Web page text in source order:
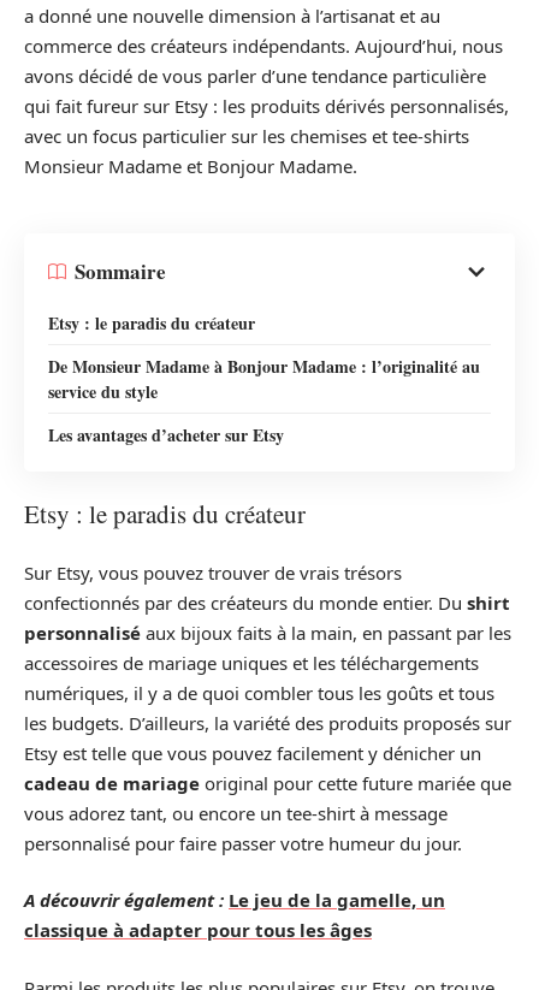
a donné une nouvelle dimension à l’artisanat et au
commerce des créateurs indépendants. Aujourd’hui, nous
avons décidé de vous parler d’une tendance particulière
qui fait fureur sur Etsy : les produits dérivés personnalisés,
avec un focus particulier sur les chemises et tee-shirts
Monsieur Madame et Bonjour Madame.
Sommaire
Etsy : le paradis du créateur
De Monsieur Madame à Bonjour Madame : l’originalité au
service du style
Les avantages d’acheter sur Etsy
Etsy : le paradis du créateur
Sur Etsy, vous pouvez trouver de vrais trésors
confectionnés par des créateurs du monde entier. Du shirt
personnalisé aux bijoux faits à la main, en passant par les
accessoires de mariage uniques et les téléchargements
numériques, il y a de quoi combler tous les goûts et tous
les budgets. D’ailleurs, la variété des produits proposés sur
Etsy est telle que vous pouvez facilement y dénicher un
cadeau de mariage original pour cette future mariée que
vous adorez tant, ou encore un tee-shirt à message
personnalisé pour faire passer votre humeur du jour.
A découvrir également : Le jeu de la gamelle, un
classique à adapter pour tous les âges